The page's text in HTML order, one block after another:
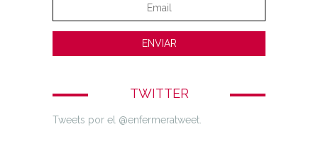
TWITTER
Tweets por el @enfermeratweet.